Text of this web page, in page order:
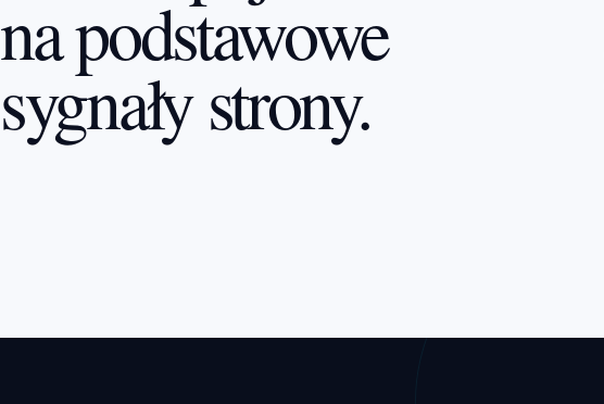
na podstawowe
sygnały strony.